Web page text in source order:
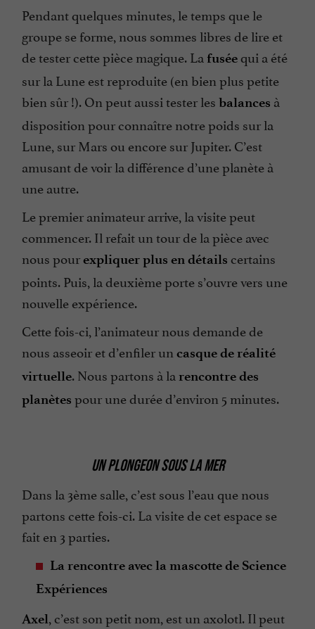
Pendant quelques minutes, le temps que le
groupe se forme, nous sommes libres de lire et
de tester cette pièce magique. La fuséequi a été
sur la Lune est reproduite (en bien plus petite
bien sûr !). On peut aussi tester les balances à
disposition pour connaître notre poids sur la
Lune, sur Mars ou encore sur Jupiter. C’est
amusant de voir la différence d’une planète à
une autre.
Le premier animateur arrive, la visite peut
commencer. Il refait un tour de la pièce avec
nous pourexpliquer plus en détails certains
points. Puis, la deuxième porte s’ouvre vers une
nouvelle expérience.
Cette fois-ci, l’animateur nous demande de
nous asseoir et d’enfiler un casque de réalité
virtuelle. Nous partons à la rencontre des
planètes pour une durée d’environ 5 minutes.
UN PLONGEON SOUS LA MER
Dans la 3ème salle, c’est sous l’eau que nous
partons cette fois-ci. La visite de cet espace se
fait en 3 parties.
La rencontre avec la mascotte de Science
Expériences
Axel, c’est son petit nom, est un axolotl. Il peut